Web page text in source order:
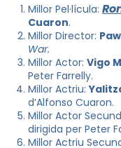
Millor Pel·lícula:
Cuaron.
Millor Director:
War.
Millor Actor: Vigo
Peter Farrelly.
Millor Actriu:
d’Alfonso Cuaron.
Millor Actor
dirigida per Peter
Millor Actriu